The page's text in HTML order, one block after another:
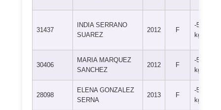
31437
INDIA SERRANO
SUAREZ
2012 F
-52
kg
30406
MARIA MARQUEZ
SANCHEZ
2012 F
-52
kg
28098
ELENA GONZALEZ
SERNA
2013 F
-57
kg